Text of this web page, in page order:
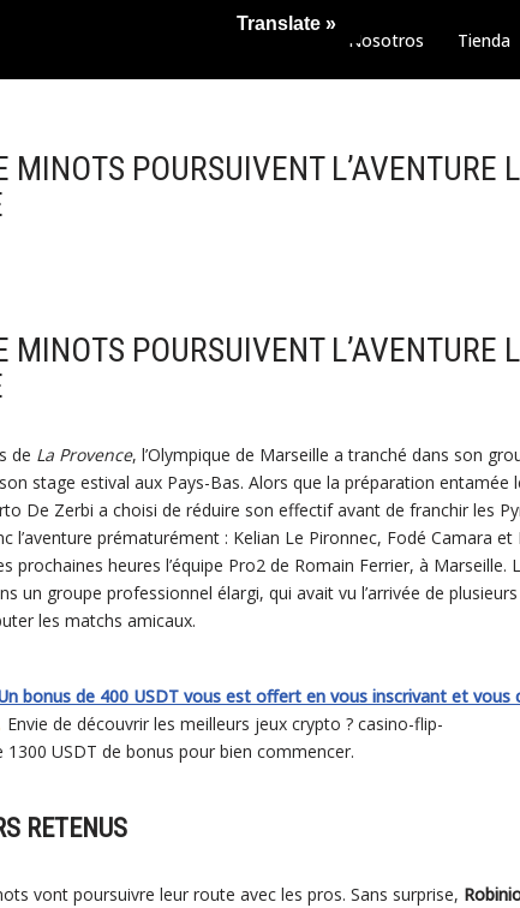
Nosotros Tienda
MINOTS POURSUIVENT L’AVENTURE
MINOTS POURSUIVENT L’AVENTURE
de La Provence, l’Olympique de Marseille a tranché dans son
stage estival aux Pays-Bas. Alors que la préparation entamée
De Zerbi a choisi de réduire son effectif avant de franchir les
l’aventure prématurément : Kelian Le Pironnec, Fodé Camara et
prochaines heures l’équipe Pro2 de Romain Ferrier, à Marseille.
un groupe professionnel élargi, qui avait vu l’arrivée de
les matchs amicaux.
bonus de 400 USDT vous est offert en vous inscrivant et
Envie de découvrir les meilleurs jeux crypto ? casino-flip-
USDT de bonus pour bien commencer.
RETENUS
vont poursuivre leur route avec les pros. Sans surprise,
Translate »